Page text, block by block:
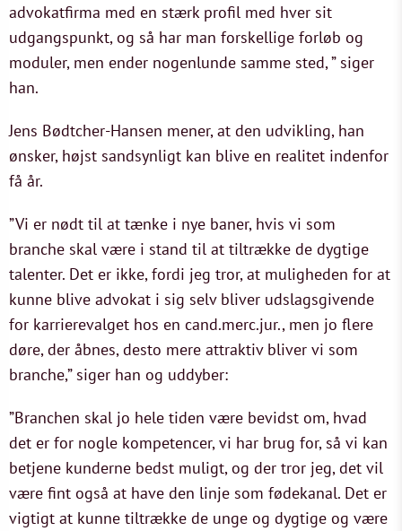
advokatfirma med en stærk profil med hver sit
udgangspunkt, og så har man forskellige forløb og
moduler, men ender nogenlunde samme sted, ” siger
han.
Jens Bødtcher-Hansen mener, at den udvikling, han
ønsker, højst sandsynligt kan blive en realitet indenfor
få år.
”Vi er nødt til at tænke i nye baner, hvis vi som
branche skal være i stand til at tiltrække de dygtige
talenter. Det er ikke, fordi jeg tror, at muligheden for at
kunne blive advokat i sig selv bliver udslagsgivende
for karrierevalget hos en cand.merc.jur., men jo flere
døre, der åbnes, desto mere attraktiv bliver vi som
branche,” siger han og uddyber:
”Branchen skal jo hele tiden være bevidst om, hvad
det er for nogle kompetencer, vi har brug for, så vi kan
betjene kunderne bedst muligt, og der tror jeg, det vil
være fint også at have den linje som fødekanal. Det er
vigtigt at kunne tiltrække de unge og dygtige og være